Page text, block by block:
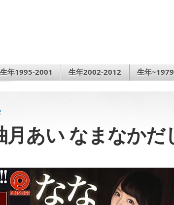
生年1995-2001 生年2002-2012 生年~1979
あい なまなかだ